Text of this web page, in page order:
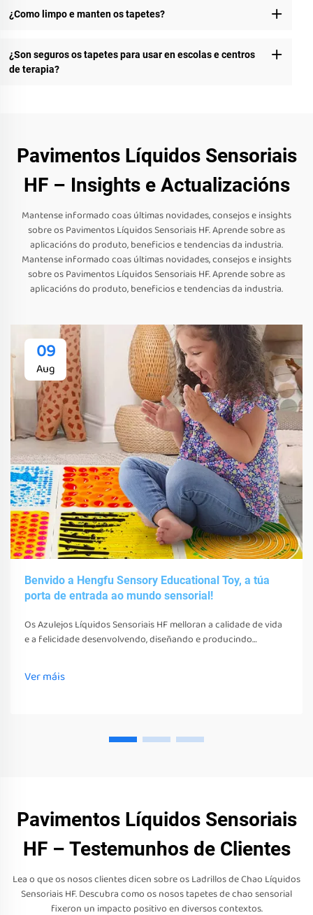
¿Como limpo e manten os tapetes?
¿Son seguros os tapetes para usar en escolas e centros
de terapia?
Pavimentos Líquidos Sensoriais
HF – Insights e Actualizacións
Mantense informado coas últimas novidades, consejos e insights
sobre os Pavimentos Líquidos Sensoriais HF. Aprende sobre as
aplicacións do produto, beneficios e tendencias da industria.
Mantense informado coas últimas novidades, consejos e insights
sobre os Pavimentos Líquidos Sensoriais HF. Aprende sobre as
aplicacións do produto, beneficios e tendencias da industria.
09
Aug
Benvido a Hengfu Sensory Educational Toy, a túa
porta de entrada ao mundo sensorial!
Os Azulejos Líquidos Sensoriais HF melloran a calidade de vida
e a felicidade desenvolvendo, diseñando e producindo
xoguetes, ferramentas e equipos non só estimulan os seus
sentidos
Ver máis
Pavimentos Líquidos Sensoriais
HF – Testemunhos de Clientes
Lea o que os nosos clientes dicen sobre os Ladrillos de Chao Líquidos
Sensoriais HF. Descubra como os nosos tapetes de chao sensorial
fixeron un impacto positivo en diversos contextos.